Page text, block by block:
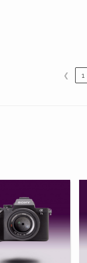
❮ 1